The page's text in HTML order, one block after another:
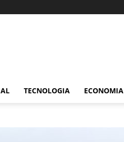
TECNOLOGIA ECONOMIA